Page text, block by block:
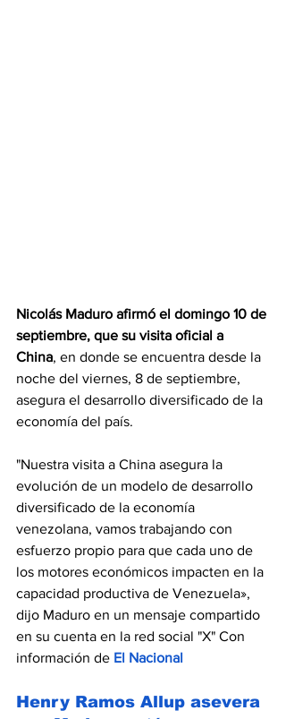
Nicolás Maduro afirmó el domingo 10 de
septiembre, que su visita oficial a
China, en donde se encuentra desde la
noche del viernes, 8 de septiembre,
asegura el desarrollo diversificado de la
economía del país.
"Nuestra visita a China asegura la
evolución de un modelo de desarrollo
diversificado de la economía
venezolana, vamos trabajando con
esfuerzo propio para que cada uno de
los motores económicos impacten en la
capacidad productiva de Venezuela»,
dijo Maduro en un mensaje compartido
en su cuenta en la red social "X" Con
información de El Nacional
Henry Ramos Allup asevera